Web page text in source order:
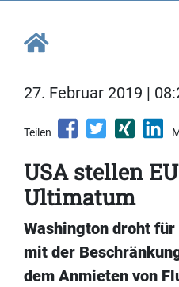
27. Februar 2019 |
Teilen
USA stellen
Ultimatum
Washington droht
mit der
dem Anmieten von